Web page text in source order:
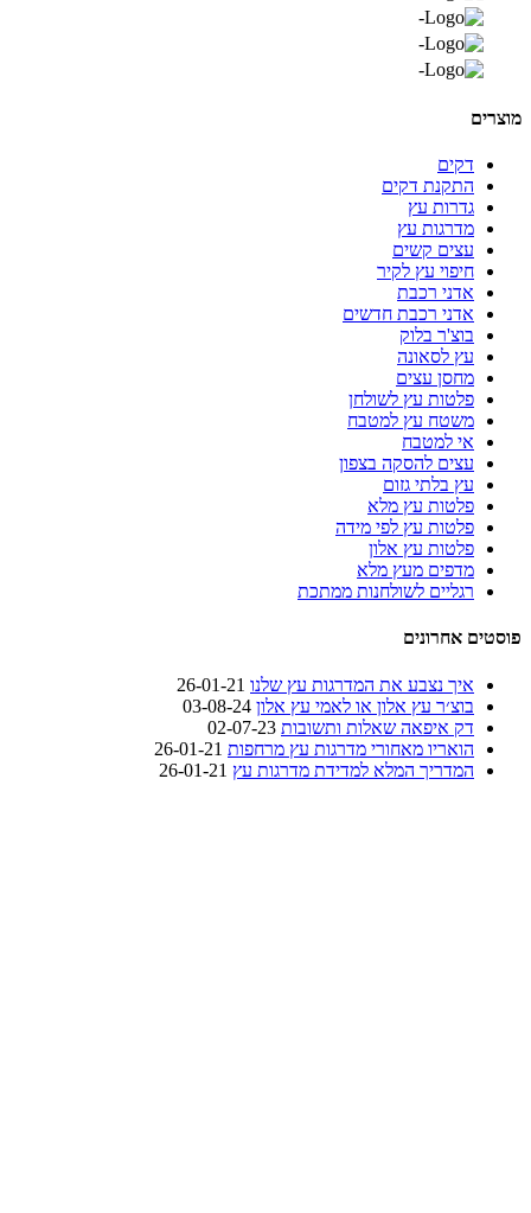
מוצרים
דקים
התקנת דקים
גדרות עץ
מדרגות עץ
עצים קשים
חיפוי עץ לקיר
אדני רכבת
אדני רכבת חדשים
בוצ'ר בלוק
עץ לסאונה
מחסן עצים
פלטות עץ לשולחן
משטח עץ למטבח
אי למטבח
עצים להסקה בצפון
עץ בלתי גזום
פלטות עץ מלא
פלטות עץ לפי מידה
פלטות עץ אלון
מדפים מעץ מלא
רגליים לשולחנות ממתכת
פוסטים אחרונים
איך נצבע את המדרגות עץ שלנו 26-01-21
בוצ׳ר עץ אלון או לאמי עץ אלון 03-08-24
דק איפאה שאלות ותשובות 02-07-23
הואריו מאחורי מדרגות עץ מרחפות 26-01-21
המדריך המלא למדידת מדרגות עץ 26-01-21